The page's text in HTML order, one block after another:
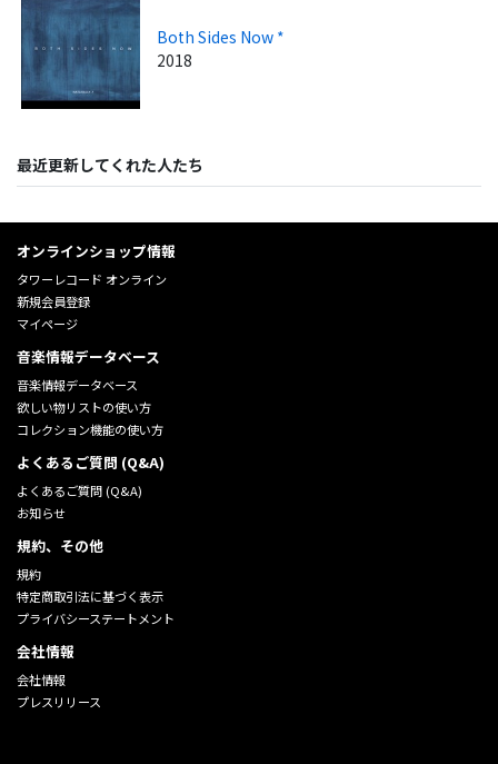
Both Sides Now *
2018
最近更新してくれた人たち
オンラインショップ情報
タワーレコード オンライン
新規会員登録
マイページ
音楽情報データベース
音楽情報データベース
欲しい物リストの使い方
コレクション機能の使い方
よくあるご質問 (Q&A)
よくあるご質問 (Q&A)
お知らせ
規約、その他
規約
特定商取引法に基づく表示
プライバシーステートメント
会社情報
会社情報
プレスリリース